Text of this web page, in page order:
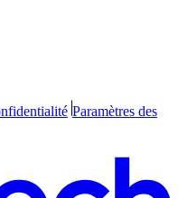
Paramètres des